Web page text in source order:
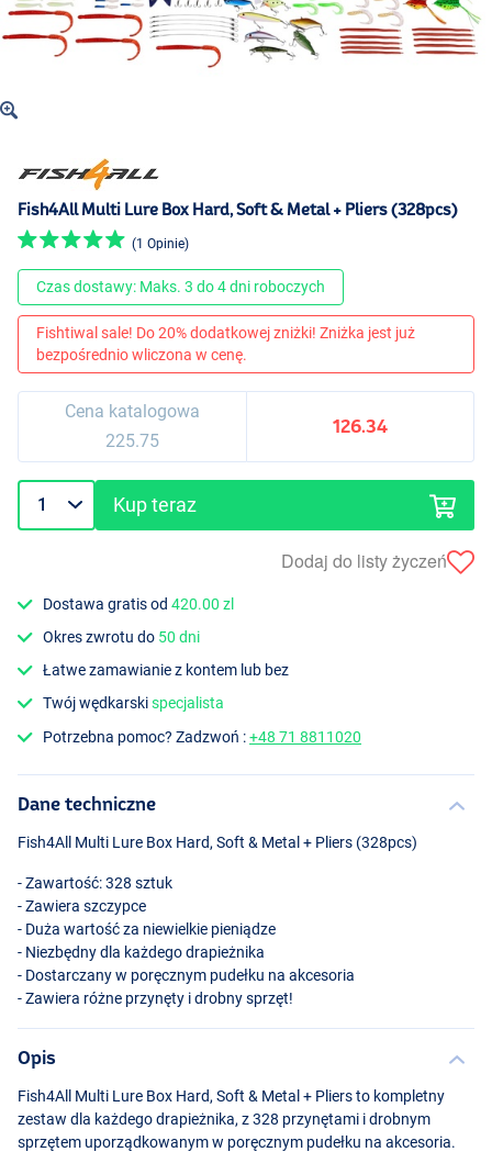
Fish4All Multi Lure Box Hard, Soft & Metal + Pliers (328pcs)
(1 Opinie)
Czas dostawy: Maks. 3 do 4 dni roboczych
Fishtiwal sale! Do 20% dodatkowej zniżki! Zniżka jest już
bezpośrednio wliczona w cenę.
Cena katalogowa
225.75
126.34
Kup teraz
Dodaj do listy życzeń
Dostawa gratis od420.00 zl
Okres zwrotu do 50 dni
Łatwe zamawianie z kontem lub bez
Twój wędkarskispecjalista
Potrzebna pomoc? Zadzwoń :+48 71 8811020
Dane techniczne
Fish4All Multi Lure Box Hard, Soft & Metal + Pliers (328pcs)
- Zawartość: 328 sztuk
- Zawiera szczypce
- Duża wartość za niewielkie pieniądze
- Niezbędny dla każdego drapieżnika
- Dostarczany w poręcznym pudełku na akcesoria
- Zawiera różne przynęty i drobny sprzęt!
Opis
Fish4All Multi Lure Box Hard, Soft & Metal + Pliers to kompletny
zestaw dla każdego drapieżnika, z 328 przynętami i drobnym
sprzętem uporządkowanym w poręcznym pudełku na akcesoria.